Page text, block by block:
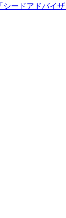
ードアドバイ